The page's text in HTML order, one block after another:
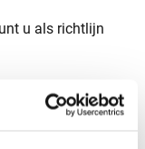
u als richtlijn